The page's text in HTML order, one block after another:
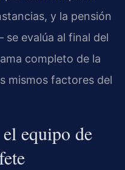
y la pensión
evalúa al final del
completo de la
mismos factores del
equipo de